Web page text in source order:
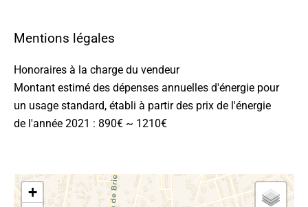
Mentions légales
Honoraires à la charge du vendeur
Montant estimé des dépenses annuelles d'énergie pour
un usage standard, établi à partir des prix de l'énergie
de l'année 2021 : 890€ ~ 1210€
+